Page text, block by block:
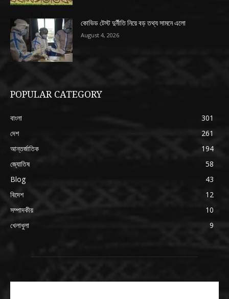
কোভিড টেস্ট দুর্নীতি নিয়ে বড় তথ্য সামনে এলো
August 4, 2026
POPULAR CATEGORY
বাংলা
301
দেশ
261
আন্তর্জাতিক
194
জ্যোতিষ
58
Blog
43
বিদেশ
12
সম্পাদকীয়
10
খেলাধুলা
9